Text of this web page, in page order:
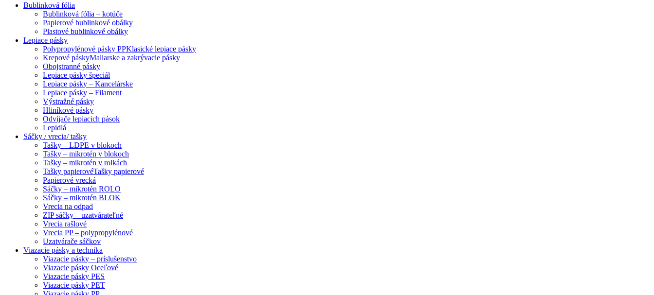
Bublinková fólia
Bublinková fólia – kotúče
Papierové bublinkové obálky
Plastové bublinkové obálky
Lepiace pásky
Polypropylénové pásky PPKlasické lepiace pásky
Krepové páskyMaliarske a zakrývacie pásky
Obojstranné pásky
Lepiace pásky špeciál
Lepiace pásky – Kancelárske
Lepiace pásky – Filament
Výstražné pásky
Hliníkové pásky
Odvíjače lepiacich pások
Lepidlá
Sáčky / vrecia/ tašky
Tašky – LDPE v blokoch
Tašky – mikrotén v blokoch
Tašky – mikrotén v rolkách
Tašky papierovéTašky papierové
Papierové vrecká
Sáčky – mikrotén ROLO
Sáčky – mikrotén BLOK
Vrecia na odpad
ZIP sáčky – uzatvárateľné
Vrecia rašlové
Vrecia PP – polypropylénové
Uzatvárače sáčkov
Viazacie pásky a technika
Viazacie pásky – príslušenstvo
Viazacie pásky Oceľové
Viazacie pásky PES
Viazacie pásky PET